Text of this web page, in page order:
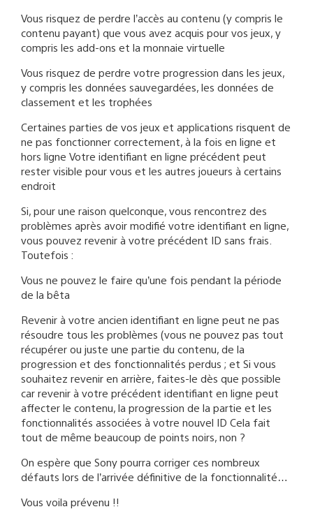
Vous risquez de perdre l’accès au contenu (y compris le
contenu payant) que vous avez acquis pour vos jeux, y
compris les add-ons et la monnaie virtuelle
Vous risquez de perdre votre progression dans les jeux,
y compris les données sauvegardées, les données de
classement et les trophées
Certaines parties de vos jeux et applications risquent de
ne pas fonctionner correctement, à la fois en ligne et
hors ligne Votre identifiant en ligne précédent peut
rester visible pour vous et les autres joueurs à certains
endroit
Si, pour une raison quelconque, vous rencontrez des
problèmes après avoir modifié votre identifiant en ligne,
vous pouvez revenir à votre précédent ID sans frais.
Toutefois :
Vous ne pouvez le faire qu’une fois pendant la période
de la bêta
Revenir à votre ancien identifiant en ligne peut ne pas
résoudre tous les problèmes (vous ne pouvez pas tout
récupérer ou juste une partie du contenu, de la
progression et des fonctionnalités perdus ; et Si vous
souhaitez revenir en arrière, faites-le dès que possible
car revenir à votre précédent identifiant en ligne peut
affecter le contenu, la progression de la partie et les
fonctionnalités associées à votre nouvel ID Cela fait
tout de même beaucoup de points noirs, non ?
On espère que Sony pourra corriger ces nombreux
défauts lors de l’arrivée définitive de la fonctionnalité…
Vous voila prévenu !!